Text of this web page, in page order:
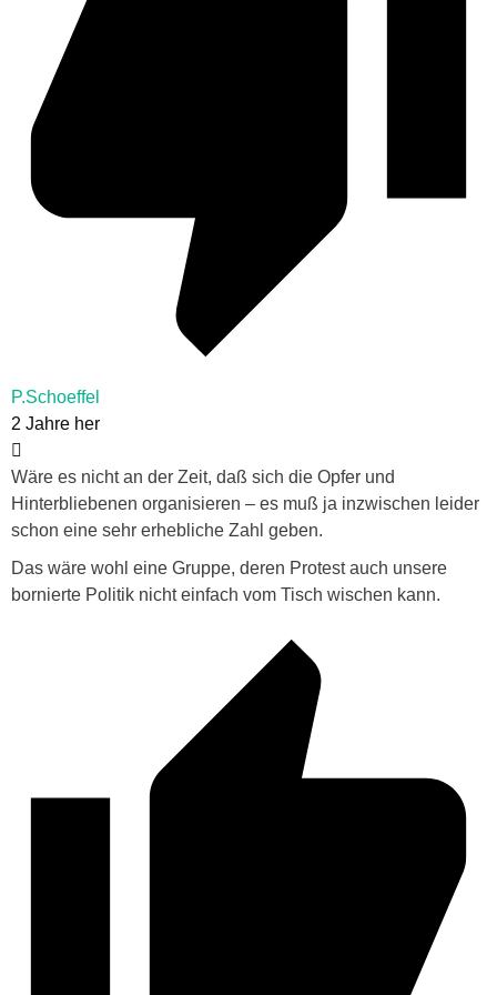
P.Schoeffel
2 Jahre her
Wäre es nicht an der Zeit, daß sich die Opfer und
Hinterbliebenen organisieren – es muß ja inzwischen leider
schon eine sehr erhebliche Zahl geben.
Das wäre wohl eine Gruppe, deren Protest auch unsere
bornierte Politik nicht einfach vom Tisch wischen kann.